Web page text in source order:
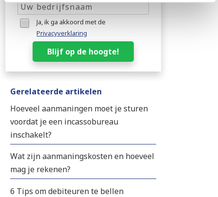
Ja, ik ga akkoord met de
Privacyverklaring
Blijf op de hoogte!
Gerelateerde artikelen
Hoeveel aanmaningen moet je sturen
voordat je een incassobureau
inschakelt?
Wat zijn aanmaningskosten en hoeveel
mag je rekenen?
6 Tips om debiteuren te bellen